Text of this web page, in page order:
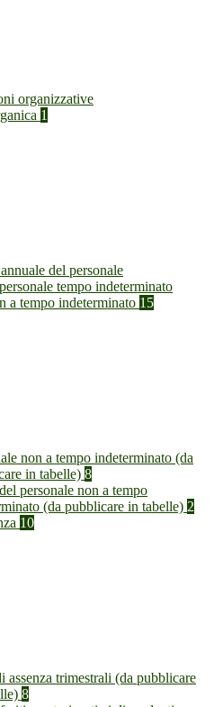
organizzative
1
del personale
tempo indeterminato
a tempo indeterminato 15
non a tempo indeterminato (da
in tabelle) 8
personale non a tempo
(da pubblicare in tabelle) 2
10
assenza trimestrali (da pubblicare
8